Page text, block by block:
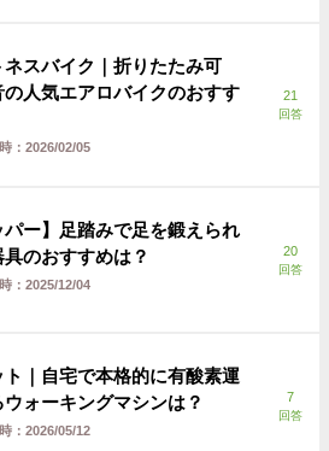
ネスバイク｜折りたたみ可
の人気エアロバイクのおすす
： 2026/02/05
21
回答
パー】足踏みで足を鍛えられ
のおすすめは？
： 2025/12/04
20
回答
ト｜自宅で本格的に有酸素運
ォーキングマシンは？
： 2026/05/12
7
回答